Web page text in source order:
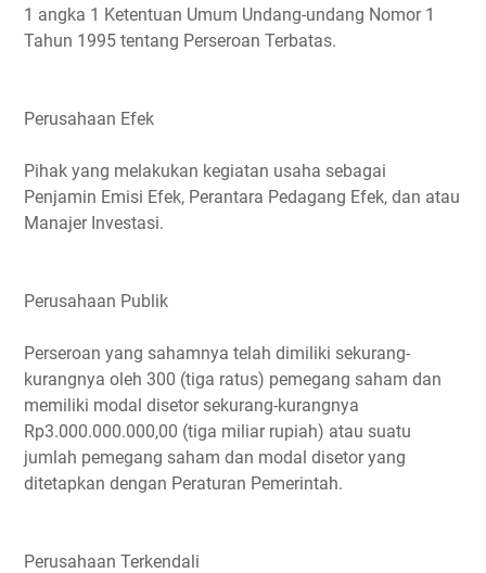
1 angka 1 Ketentuan Umum Undang-undang Nomor 1
Tahun 1995 tentang Perseroan Terbatas.
Perusahaan Efek
Pihak yang melakukan kegiatan usaha sebagai
Penjamin Emisi Efek, Perantara Pedagang Efek, dan atau
Manajer Investasi.
Perusahaan Publik
Perseroan yang sahamnya telah dimiliki sekurang-
kurangnya oleh 300 (tiga ratus) pemegang saham dan
memiliki modal disetor sekurang-kurangnya
Rp3.000.000.000,00 (tiga miliar rupiah) atau suatu
jumlah pemegang saham dan modal disetor yang
ditetapkan dengan Peraturan Pemerintah.
Perusahaan Terkendali